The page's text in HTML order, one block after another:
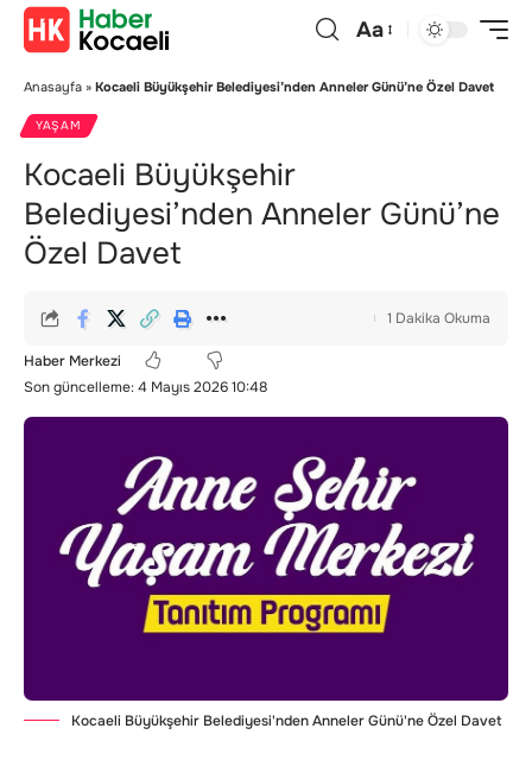
Aa
Anasayfa » Kocaeli Büyükşehir Belediyesi’nden Anneler Günü’ne Özel Davet
YAŞAM
Kocaeli Büyükşehir
Belediyesi’nden Anneler Günü’ne
Özel Davet
Son güncelleme: 4 Mayıs 2026 10:48
Haber Merkezi
1 Dakika Okuma
Kocaeli Büyükşehir Belediyesi'nden Anneler Günü'ne Özel Davet